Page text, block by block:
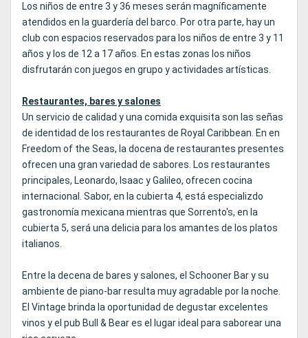
Los niños de entre 3 y 36 meses serán magníficamente
atendidos en la guardería del barco. Por otra parte, hay un
club con espacios reservados para los niños de entre 3 y 11
años y los de 12 a 17 años. En estas zonas los niños
disfrutarán con juegos en grupo y actividades artísticas.
Restaurantes, bares y salones
Un servicio de calidad y una comida exquisita son las señas
de identidad de los restaurantes de Royal Caribbean. En en
Freedom of the Seas, la docena de restaurantes presentes
ofrecen una gran variedad de sabores. Los restaurantes
principales, Leonardo, Isaac y Galileo, ofrecen cocina
internacional. Sabor, en la cubierta 4, está especializdo
gastronomía mexicana mientras que Sorrento's, en la
cubierta 5, será una delicia para los amantes de los platos
italianos.
Entre la decena de bares y salones, el Schooner Bar y su
ambiente de piano-bar resulta muy agradable por la noche.
El Vintage brinda la oportunidad de degustar excelentes
vinos y el pub Bull & Bear es el lugar ideal para saborear una